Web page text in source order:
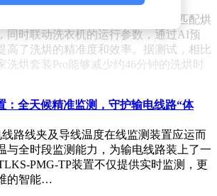
装同样表现出色。烘干机能够自动匹配烘
同时联动洗衣机的运行参数，通过AI预
高了洗烘的精准度和效率。据测试，相比
洗烘套装Pro能够减少约46分钟的洗烘时
干性能外，米家洗烘套装Pro还具备智能
够自动感知衣量和水量，智能投放洗衣液
等特殊衣物，还能实现专筒专投专洗，为
、智能的使用体验。
：全天候精准监测，守护输电线路“体
路线夹及导线温度在线监测装置应运而
与全时段监测能力，为输电线路装上了一
PMG-TP装置不仅提供实时监测，更
的智能…